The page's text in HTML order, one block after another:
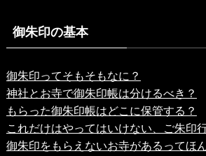
御朱印の基本
御朱印ってそもそもなに？
神社とお寺で御朱印帳は分けるべき？
もらった御朱印帳はどこに保管する？
これだけはやってはいけない、ご朱印
御朱印をもらえないお寺があるってほ